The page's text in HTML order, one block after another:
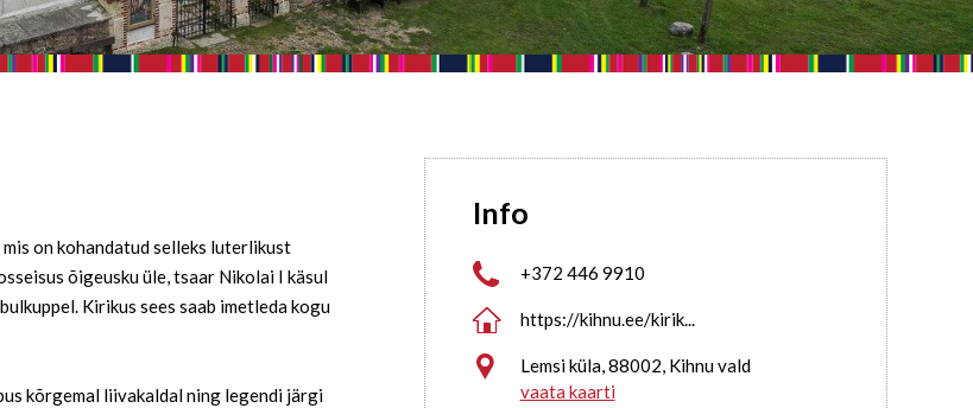
on kohandatud selleks luterlikust
õigeusku üle, tsaar Nikolai I käsul
Kirikus sees saab imetleda kogu
kõrgemal liivakaldal ning legendi järgi
Info
 +372 446 9910
 https://kihnu.ee/kirik...

Lemsi küla, 88002, Kihnu vald
vaata kaarti